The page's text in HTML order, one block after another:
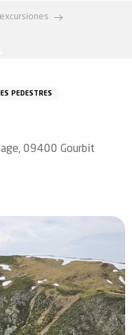
PEDESTRES
09400 Gourbit